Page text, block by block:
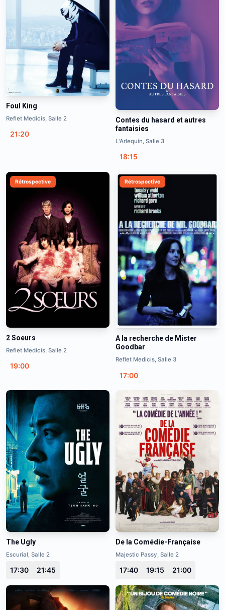
Foul King
Reflet Medicis, Salle 2
21:20
Contes du hasard et autres
fantaisies
L'Arlequin, Salle 3
18:15
Rétrospective
2 Soeurs
Reflet Medicis, Salle 2
19:00
Rétrospective
A la recherche de Mister
Goodbar
Reflet Medicis, Salle 3
17:00
The Ugly
Escurial, Salle 2
17:30 21:45
De la Comédie-Française
Majestic Passy, Salle 2
17:40 19:15 21:00